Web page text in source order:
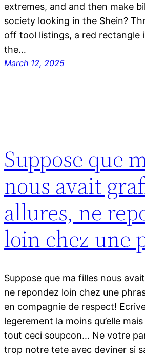
extremes, and and then make
society looking in the Shein?
off tool listings, a red rectangle
the…
March 12, 2025
Suppose que
nous avait
allures, ne
loin chez une
Suppose que ma filles nous
ne repondez loin chez une
en compagnie de respect!
legerement la moins qu’elle
tout ceci soupcon… Ne votre
trop notre tete avec deviner si